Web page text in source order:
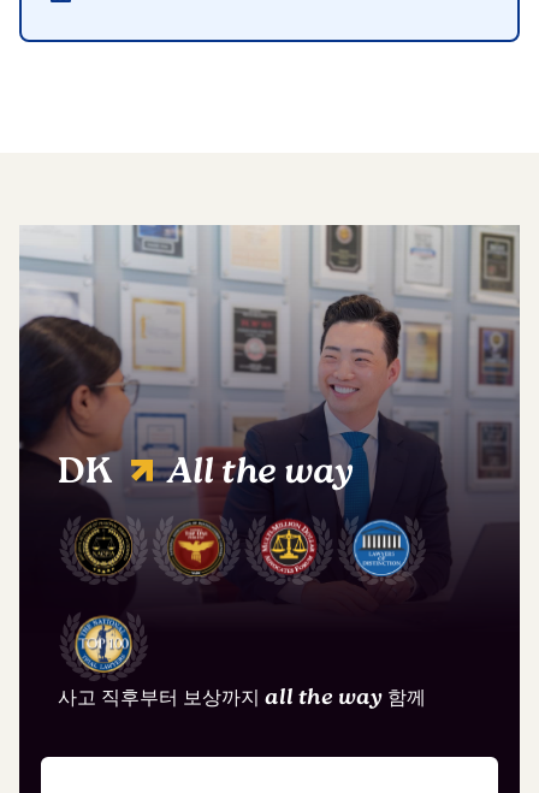
DK All the way
사고 직후부터 보상까지 all the way 함께